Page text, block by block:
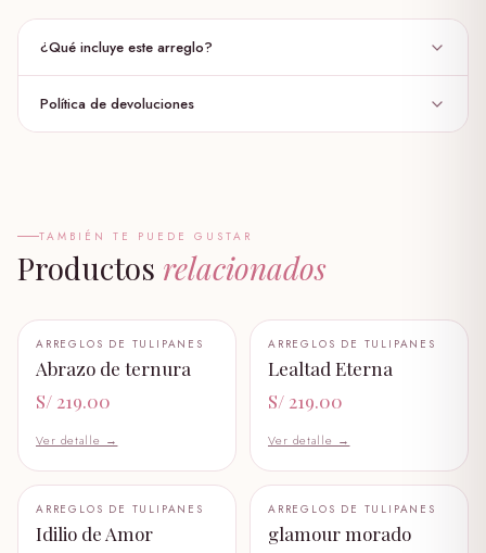
S/ 139.00
garfiel bebe
oso panda
S/ 89.99
¿Qué incluye este arreglo?
✦ 10 Tulipanes Rojos .
Altura total: 35 – 45 cm
Política de devoluciones
TAMBIÉN TE PUEDE GUSTAR
Productos relacionados
🤍
+ AÑADIR AL CARRITO
ARREGLOS DE TULIPANES
Abrazo de ternura
S/ 219.00
Ver detalle →
🤍
+ AÑADIR AL CARRITO
ARREGLOS DE TULIPANES
Lealtad Eterna
S/ 219.00
Ver detalle →
🤍
+ AÑADIR AL CARRITO
ARREGLOS DE TULIPANES
Idilio de Amor
🤍
+ AÑADIR AL CARRITO
ARREGLOS DE TULIPANES
glamour morado